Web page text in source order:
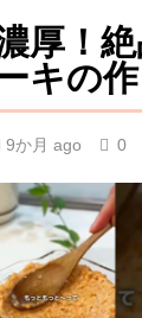
厚！
キの
9か月 ago 0